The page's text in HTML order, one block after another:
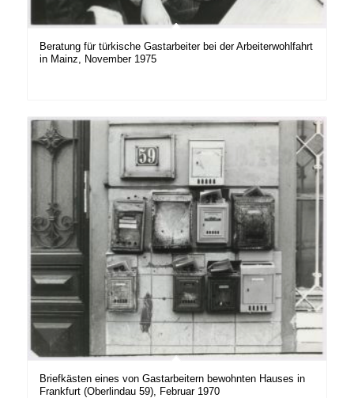
Beratung für türkische Gastarbeiter bei der Arbeiterwohlfahrt
in Mainz, November 1975
Briefkästen eines von Gastarbeitern bewohnten Hauses in
Frankfurt (Oberlindau 59), Februar 1970